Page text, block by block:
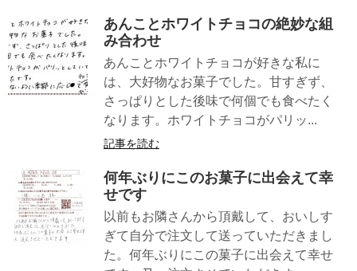
あんことホワイトチョコの絶妙な組
み合わせ
あんことホワイトチョコが好きな私に
は、大好物なお菓子でした。甘すぎず、
さっぱりとした後味で何個でも食べたく
なります。ホワイトチョコがパリッ...
記事を読む
何年ぶりにこのお菓子に出会えて幸
せです
以前もお隣さんから頂戴して、おいしす
ぎて自分で注文して送っていただきまし
た。何年ぶりにこの菓子に出会えて幸せ